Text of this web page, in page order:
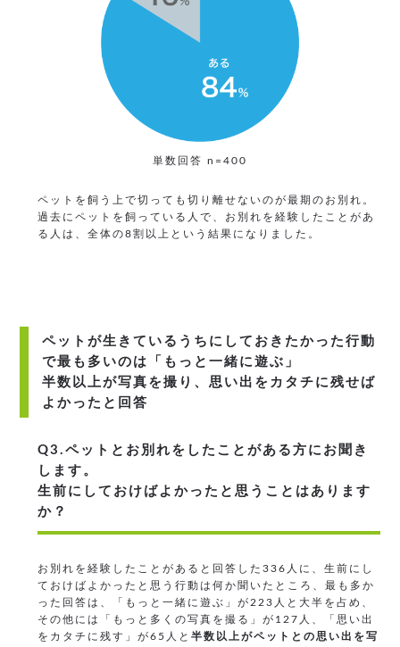
単数回答 n=400
ペットを飼う上で切っても切り離せないのが最期のお別れ。
過去にペットを飼っている人で、お別れを経験したことがあ
る人は、全体の8割以上という結果になりました。
ペットが生きているうちにしておきたかった行動
で最も多いのは「もっと一緒に遊ぶ」
半数以上が写真を撮り、思い出をカタチに残せば
よかったと回答
Q3.ペットとお別れをしたことがある方にお聞き
します。
生前にしておけばよかったと思うことはあります
か？
お別れを経験したことがあると回答した336人に、生前にし
ておけばよかったと思う行動は何か聞いたところ、最も多か
った回答は、「もっと一緒に遊ぶ」が223人と大半を占め、
その他には「もっと多くの写真を撮る」が127人、「思い出
をカタチに残す」が65人と半数以上がペットとの思い出を写